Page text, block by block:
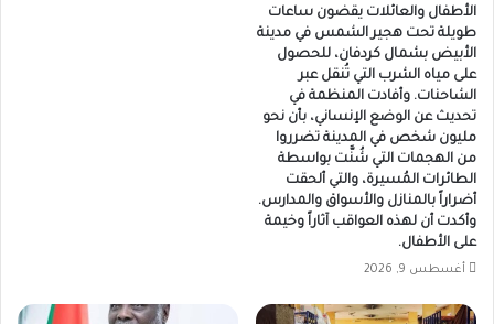
الأطفال والعائلات يقضون ساعات
طويلة تحت هجير الشمس في مدينة
الأبيض بشمال كردفان، للحصول
على مياه الشرب التي تُنقل عبر
الشاحنات. وأفادت المنظمة في
تحديث عن الوضع الإنساني، بأن نحو
مليون شخص في المدينة تضرروا
من الهجمات التي شُنَّت بواسطة
الطائرات المُسيرة، والتي ألحقت
أضراراً بالمنازل والأسواق والمدارس.
وأكدت أن لهذه العواقب آثاراً وخيمة
على الأطفال.
أغسطس 9, 2026